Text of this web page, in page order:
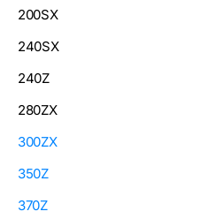
200SX
240SX
240Z
280ZX
300ZX
350Z
370Z